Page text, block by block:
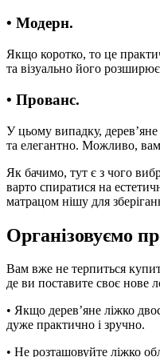
• Модерн.
Якщо коротко, то це
та візуально його
• Прованс.
У цьому випадку, дерев’яне
та елегантно. Можливо,
Як бачимо, тут є з чого
варто спиратися на
матрацом нішу для
Організовуємо
Вам вже не терпиться
де ви поставите своє нове
• Якщо дерев’яне ліжко
дуже практично і зручно.
• Не розташовуйте ліжко